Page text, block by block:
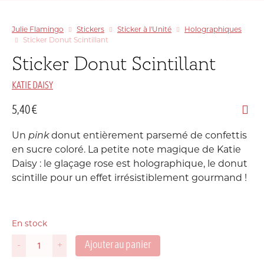
Julie Flamingo Stickers Sticker à l'Unité
Holographiques
Sticker Donut Scintillant
Sticker Donut Scintillant
KATIE DAISY
5,40€
Un pinkdonut entièrement parsemé de confettis
en sucre coloré. La petite note magique de Katie
Daisy : le glaçage rose est holographique, le donut
scintille pour un effet irrésistiblement gourmand !
En stock
-
quantité
+ Ajouter au panier